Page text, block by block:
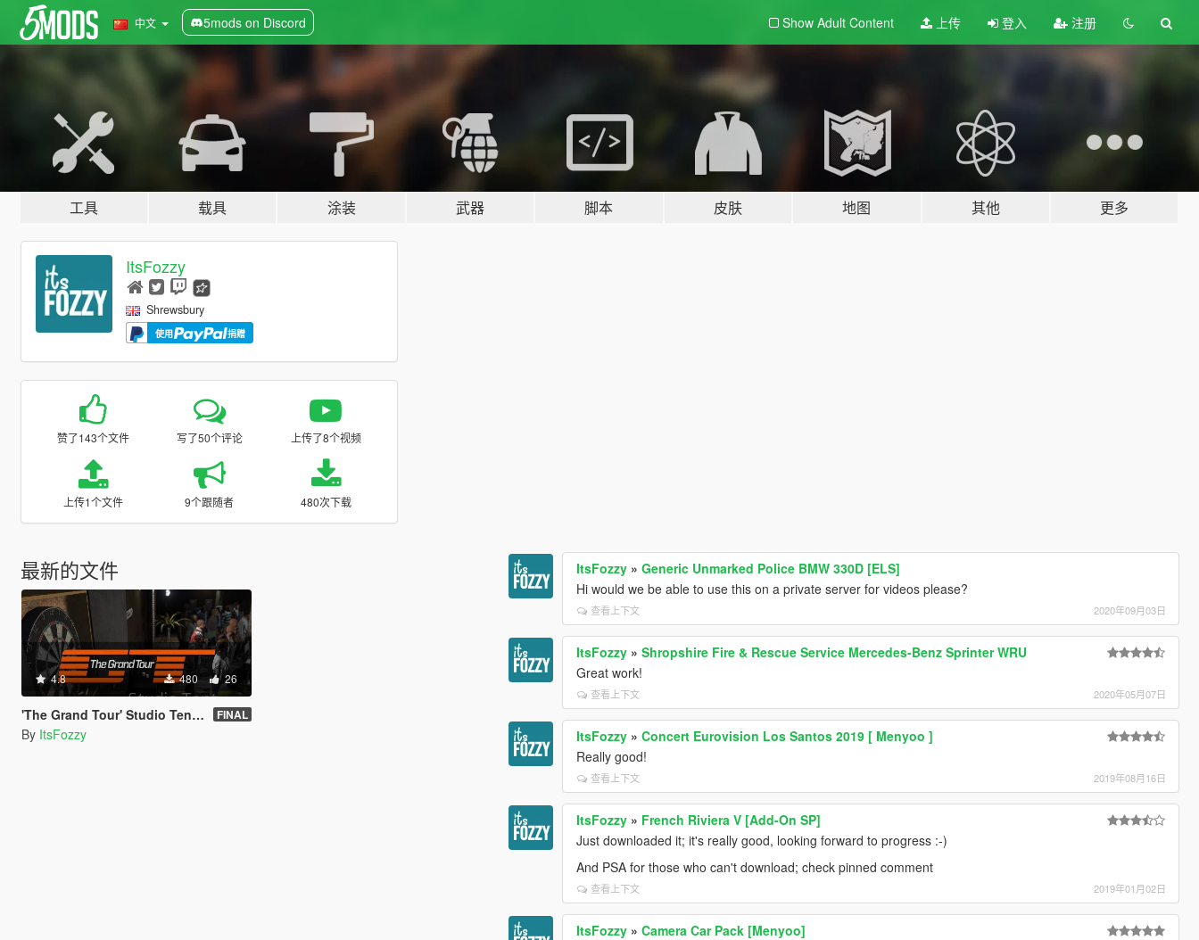
中文 5mods on Discord Show Adult Content 上传 登入 注册
工具 载具 涂装 武器 脚本 皮肤 地图 其他 更多
ItsFozzy
Shrewsbury
使用 捐赠
赞了143个文件 写了50个评论 上传了8个视频
上传1个文件 9个跟随者 480次下载
最新的文件
4.8 480 26
'The Grand Tour' Studio Tent [Menyoo] FINAL
By ItsFozzy
ItsFozzy »Generic Unmarked Police BMW 330D [ELS]
Hi would we be able to use this on a private server for videos please?
查看上下文 2020年09月03日
ItsFozzy »Shropshire Fire & Rescue Service Mercedes-Benz Sprinter WRU
Great work!
查看上下文 2020年05月07日
ItsFozzy »Concert Eurovision Los Santos 2019 [ Menyoo ]
Really good!
查看上下文 2019年08月16日
ItsFozzy » French Riviera V [Add-On SP]
Just downloaded it; it's really good, looking forward to progress :-)
And PSA for those who can't download; check pinned comment
查看上下文 2019年01月02日
ItsFozzy »Camera Car Pack [Menyoo]